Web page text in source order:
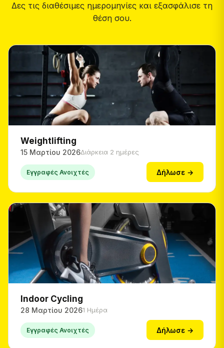
Δες τις διαθέσιμες ημερομηνίες και εξασφάλισε τη
θέση σου.
Weightlifting
15 Μαρτίου 2026Διάρκεια 2 ημέρες
Εγγραφές Ανοιχτές Δήλωσε →
Indoor Cycling
28 Μαρτίου 20261 Ημέρα
Εγγραφές Ανοιχτές Δήλωσε →